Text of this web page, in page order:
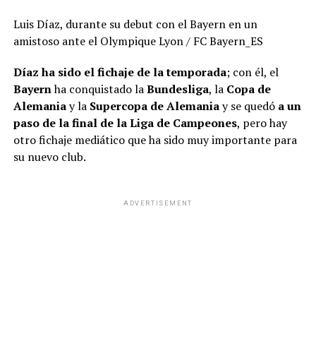
Luis Díaz, durante su debut con el Bayern en un
amistoso ante el Olympique Lyon/ FC Bayern_ES
Díaz ha sido el fichaje de la temporada; con él, el
Bayernha conquistado laBundesliga, la Copa de
Alemaniay la Supercopa de Alemaniay se quedó a un
paso de la final de la Liga de Campeones, pero hay
otro fichaje mediático que ha sido muy importante para
su nuevo club.
ADVERTISEMENT